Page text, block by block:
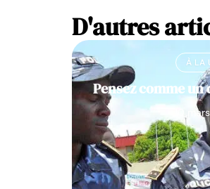
D'autres
À LA
Pensez comme
10